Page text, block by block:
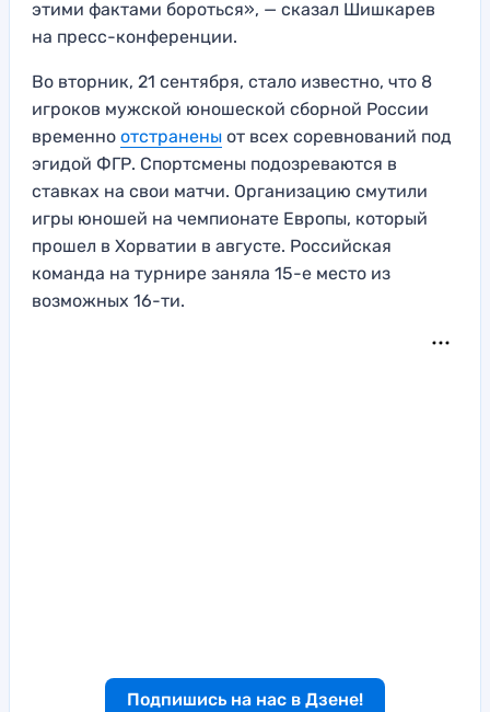
этими фактами бороться», — сказал Шишкарев
на пресс-конференции.
Во вторник, 21 сентября, стало известно, что 8
игроков мужской юношеской сборной России
временно отстранены от всех соревнований под
эгидой ФГР. Спортсмены подозреваются в
ставках на свои матчи. Организацию смутили
игры юношей на чемпионате Европы, который
прошел в Хорватии в августе. Российская
команда на турнире заняла 15-е место из
возможных 16-ти.
Подпишись на нас в Дзене!